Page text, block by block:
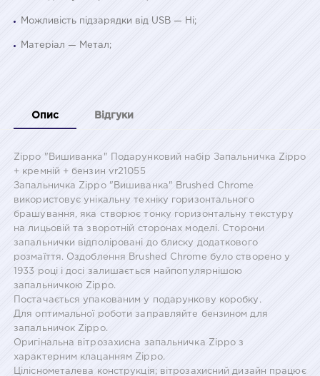
Можливість підзарядки від USB — Ні;
Матеріал — Метал;
Опис Відгуки
Zippo "Вишиванка" Подарунковий набір Запальничка Zippo
+ кремній + бензин vr21055
Запальничка Zippo "Вишиванка" Brushed Chrome
використовує унікальну техніку горизонтального
брашування, яка створює тонку горизонтальну текстуру
на лицьовій та зворотній сторонах моделі. Сторони
запальнички відполіровані до блиску додаткового
розмаїття. Оздоблення Brushed Chrome було створено у
1933 році і досі залишається найпопулярнішою
запальничкою Zippo.
Постачається упакованим у подарункову коробку.
Для оптимальної роботи заправляйте бензином для
запальничок Zippo.
Оригінальна вітрозахисна запальничка Zippo з
характерним клацанням Zippo.
Ціліснометалева конструкція; вітрозахисний дизайн працює